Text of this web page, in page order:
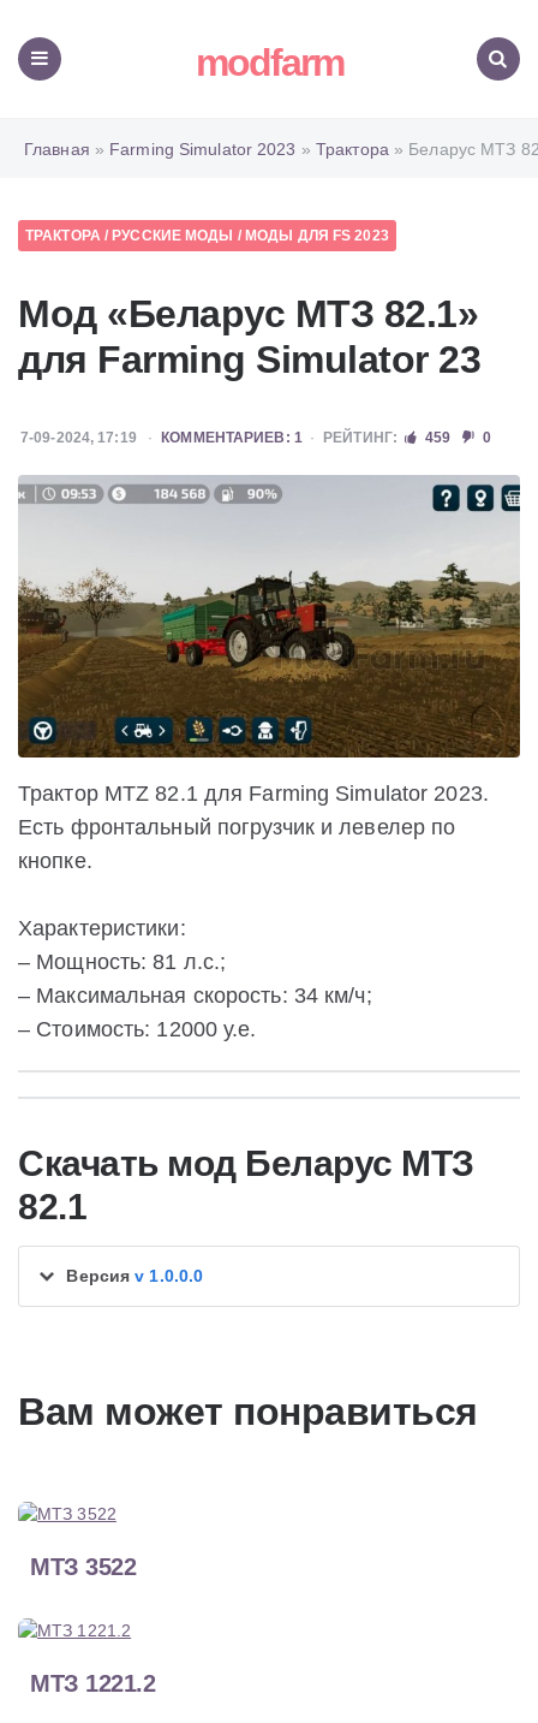
modfarm
Главная » Farming Simulator 2023 » Трактора » Беларус МТЗ
ТРАКТОРА/ РУССКИЕ МОДЫ / МОДЫ ДЛЯ FS 2023
Мод «Беларус МТЗ 82.1»
для Farming Simulator 23
7-09-2024, 17:19 КОММЕНТАРИЕВ: 1 РЕЙТИНГ: 459 0
Трактор MTZ 82.1 для Farming Simulator 2023.
Есть фронтальный погрузчик и левелер по
кнопке.
Характеристики:
– Мощность: 81 л.с.;
– Максимальная скорость: 34 км/ч;
– Стоимость: 12000 у.е.
Скачать мод Беларус МТЗ
82.1
Версияv 1.0.0.0
Вам может понравиться
МТЗ 3522
МТЗ 1221.2